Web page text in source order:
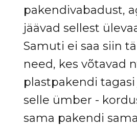
pakendivabadust,
jäävad sellest
Samuti ei saa siin
need, kes võtavad
plastpakendi
selle ümber -
sama pakendi